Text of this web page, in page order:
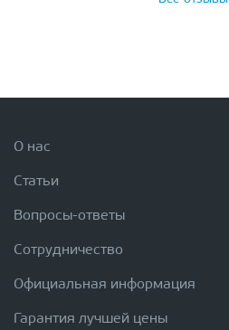
О нас
Статьи
Вопросы-ответы
Сотрудничество
Официальная информация
Гарантия лучшей цены